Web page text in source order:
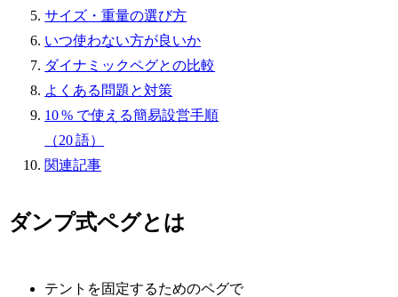
サイズ・重量の選び方
いつ使わない方が良いか
ダイナミックペグとの比較
よくある問題と対策
10 % で使える簡易設営手順
（20 語）
関連記事
ダンプ式ペグとは
テントを固定するためのペグで